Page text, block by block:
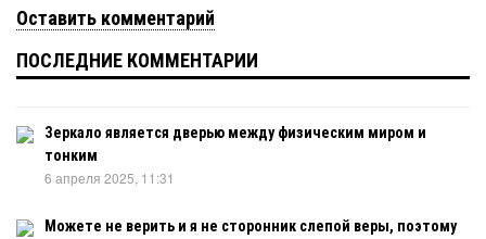
Оставить комментарий
ПОСЛЕДНИЕ КОММЕНТАРИИ
Зеркало является дверью между физическим миром и
тонким
6 апреля 2025, 11:31
Можете не верить и я не сторонник слепой веры, поэтому